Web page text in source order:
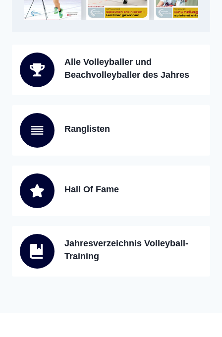
Alle Volleyballer und
Beachvolleyballer des Jahres
Ranglisten
Hall Of Fame
Jahresverzeichnis Volleyball-
Training